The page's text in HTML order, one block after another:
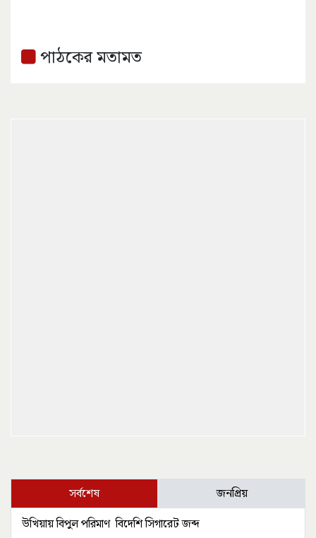
পাঠকের মতামত
সর্বশেষ জনপ্রিয়
উখিয়ায় বিপুল পরিমাণ বিদেশি সিগারেট জব্দ